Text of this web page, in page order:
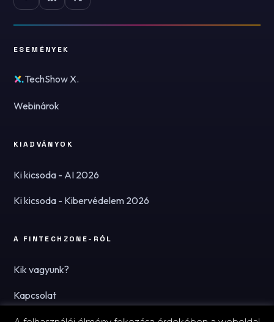
ESEMÉNYEK
TechShow X.
Webinárok
KIADVÁNYOK
Ki kicsoda - AI 2026
Ki kicsoda - Kibervédelem 2026
A FINTECHZONE-RÓL
Kik vagyunk?
Kapcsolat